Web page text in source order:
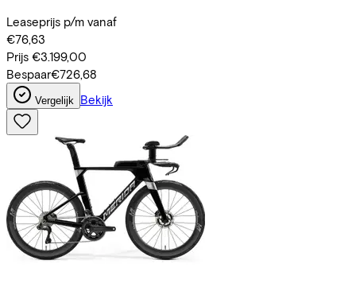
Leaseprijs p/m vanaf
€76,63
Prijs €3.199,00
Bespaar€726,68
Vergelijk Bekijk